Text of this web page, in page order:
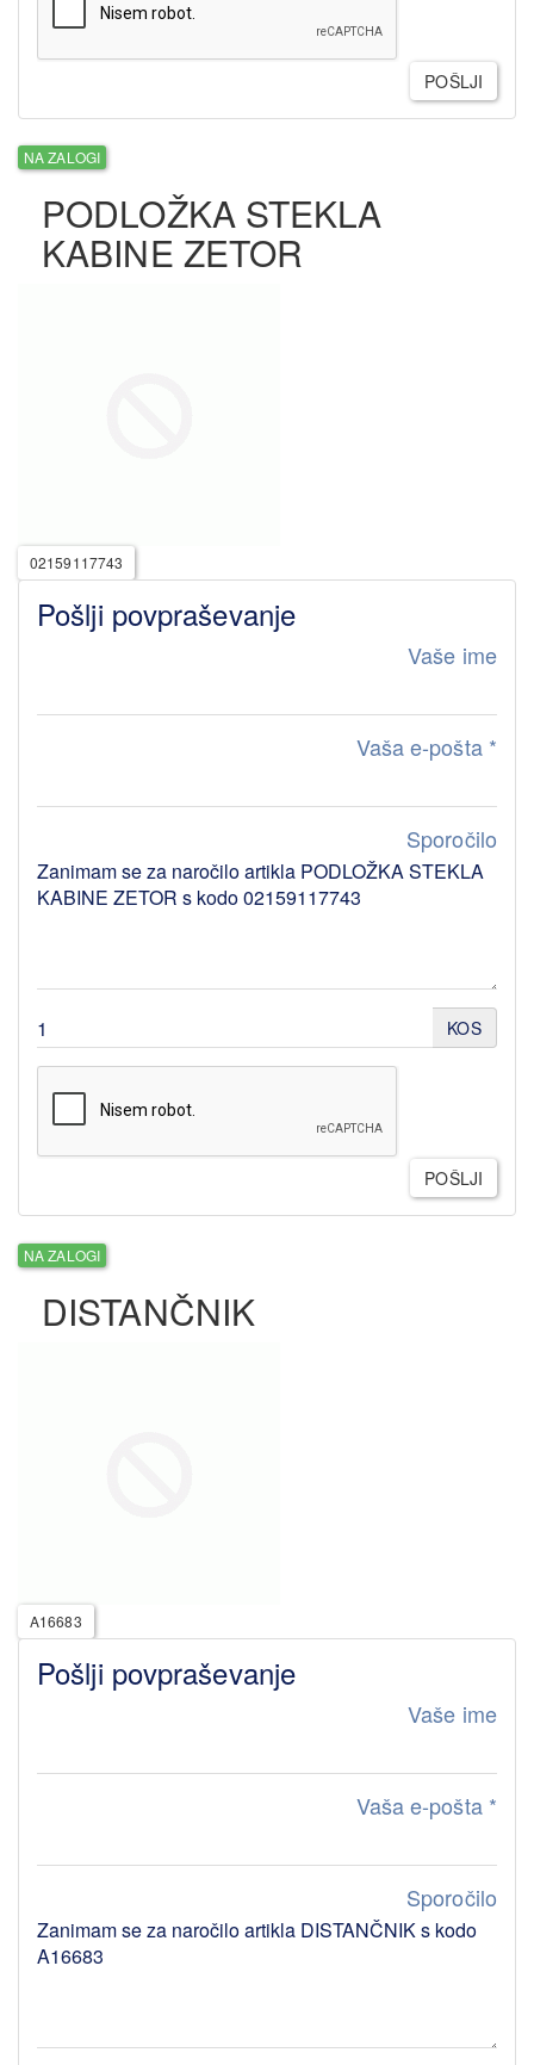
POŠLJI
NA ZALOGI
PODLOŽKA STEKLA
KABINE ZETOR
02159117743
Pošlji povpraševanje
Vaše ime
Vaša e-pošta *
Sporočilo
KOS
POŠLJI
NA ZALOGI
DISTANČNIK
A16683
Pošlji povpraševanje
Vaše ime
Vaša e-pošta *
Sporočilo